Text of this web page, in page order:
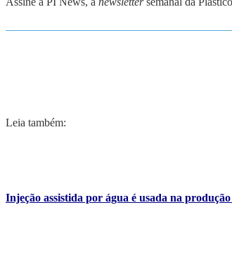
Leia também:
Injeção assistida por água é usada na